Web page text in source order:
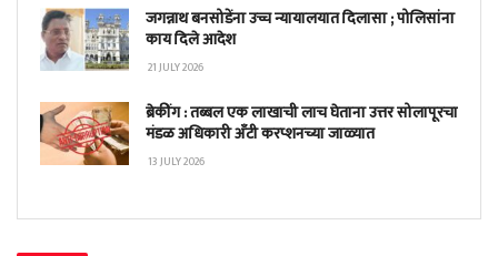
जगन्नाथ बनसोडेंना उच्च न्यायालयात दिलासा ; पोलिसांना
काय दिले आदेश
21 JULY 2026
ब्रेकींग : तब्बल एक लाखाची लाच घेताना उत्तर सोलापूरचा
मंडळ अधिकारी अँटी करप्शनच्या जाळ्यात
13 JULY 2026